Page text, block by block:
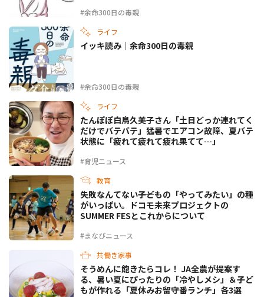
#余命300日の毒親
ライフ
#余命300日の毒親
イッキ読み｜余命300日の毒親
ライフ
#育児ニュース
たんぽぽ白鳥久美子さん「土日どっか連れてく
だけでバテバテ」猛暑でエアコン故障、夏バテ
状態に「疲れて疲れて疲れ果てて…」
教育
#まなびニュース
失敗なんてない――子どもの「やってみたい」の種
がいっぱい。ドコモ未来プロジェクトの
SUMMER FESとこれからについて
共働き家事
そうめんに飽きたらコレ！ JA全農が提案す
る、暑い夏にぴったりの「冷やしメシ」＆子ど
もが作れる「夏休みお留守番ランチ」各3選